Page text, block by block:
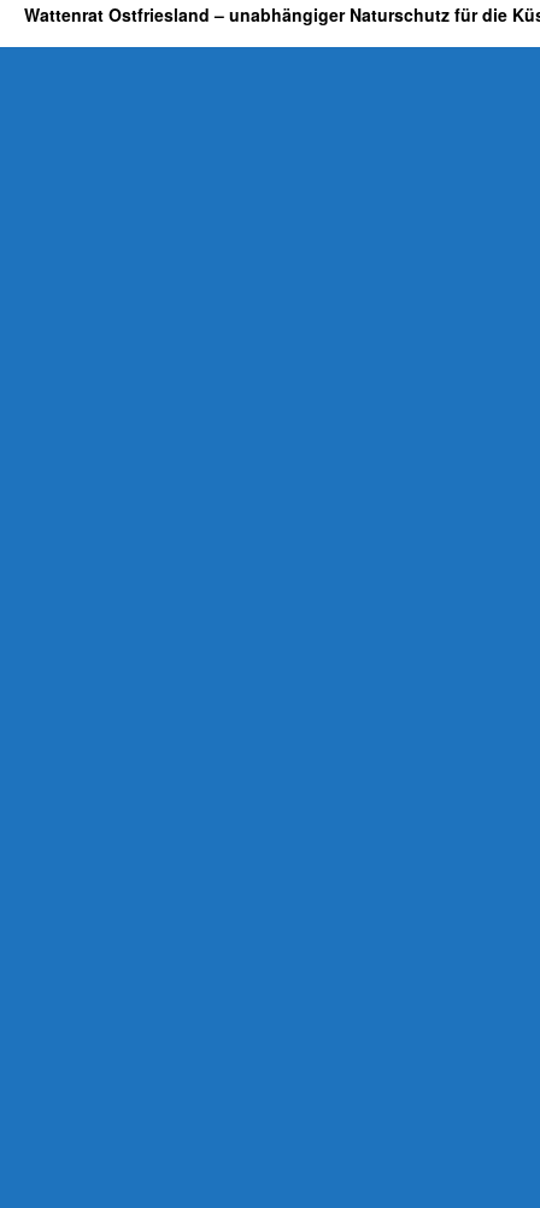
Wattenrat Ostfriesland – unabhängiger Naturschutz für die